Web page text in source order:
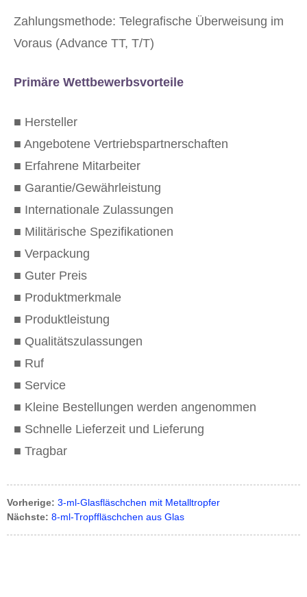
Zahlungsmethode: Telegrafische Überweisung im
Voraus (Advance TT, T/T)
Primäre Wettbewerbsvorteile
■ Hersteller
■ Angebotene Vertriebspartnerschaften
■ Erfahrene Mitarbeiter
■ Garantie/Gewährleistung
■ Internationale Zulassungen
■ Militärische Spezifikationen
■ Verpackung
■ Guter Preis
■ Produktmerkmale
■ Produktleistung
■ Qualitätszulassungen
■ Ruf
■ Service
■ Kleine Bestellungen werden angenommen
■ Schnelle Lieferzeit und Lieferung
■ Tragbar
Vorherige: 3-ml-Glasfläschchen mit Metalltropfer
Nächste: 8-ml-Tropffläschchen aus Glas